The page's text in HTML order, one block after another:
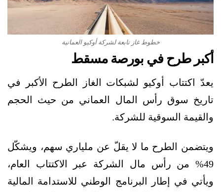
خطوط غاز تابعة لشركة أوكيو العمانية
أكبر طرح في بورصة مسقط
يعدّ اكتتاب أوكيو لشبكات الغاز الطرح الأكبر في
تاريخ سوق رأس المال العماني من حيث الحجم
والقيمة السوقية للشركة.
ويتضمن الطرح ما لا يقلّ عن ملياري سهم، ويشكّل
49% من رأس مال الشركة عبر الاكتتاب العام،
ويأتي في إطار البرنامج الوطني للاستدامة المالية